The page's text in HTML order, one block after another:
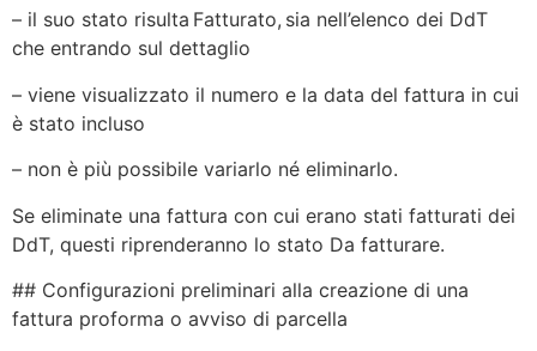
– il suo stato risulta Fatturato, sia nell’elenco dei DdT
che entrando sul dettaglio
– viene visualizzato il numero e la data del fattura in cui
è stato incluso
– non è più possibile variarlo né eliminarlo.
Se eliminate una fattura con cui erano stati fatturati dei
DdT, questi riprenderanno lo stato Da fatturare.
## Configurazioni preliminari alla creazione di una
fattura proforma o avviso di parcella